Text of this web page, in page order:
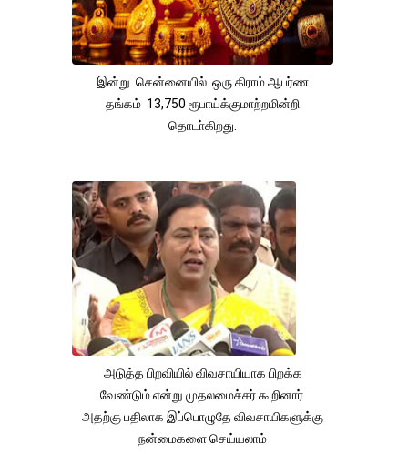
இன்று சென்னையில் ஒரு கிராம் ஆபர்ண
தங்கம் 13,750 ரூபாய்க்குமாற்றமின்றி
தொடா்கிறது.
அடுத்த பிறவியில் விவசாயியாக பிறக்க
வேண்டும் என்று முதலமைச்சர் கூறினார்.
அதற்கு பதிலாக இப்பொழுதே விவசாயிகளுக்கு
நன்மைகளை செய்யலாம்